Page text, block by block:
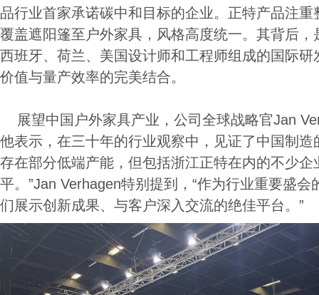
品行业首家承诺碳中和目标的企业。正特产品注
覆盖遮阳篷至户外家具，风格高度统一。其背后
西班牙、荷兰、美国设计师和工程师组成的国际
价值与量产效率的完美结合。
展望中国户外家具产业，公司全球战略官Jan
他表示，在三十年的行业观察中，见证了中国制造
存在部分低端产能，但包括浙江正特在内的不少
平。”Jan Verhagen特别提到，“作为行业重要盛
们展示创新成果、与客户深入交流的绝佳平台。”